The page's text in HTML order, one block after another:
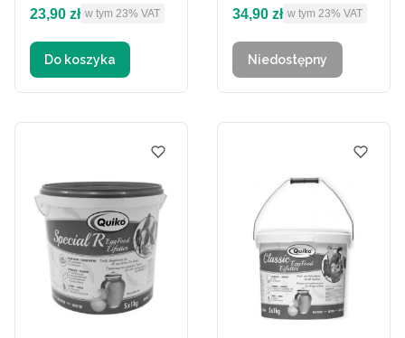
Cena brutto
23,90 zł w tym %s VAT
w tym 23% VAT
Do koszyka
jajeczno owocowy
Cena brutto
34,90 zł w tym %s VAT
w tym 23% VAT
Niedostępny